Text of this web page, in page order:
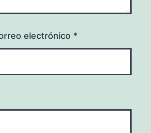
electrónico *